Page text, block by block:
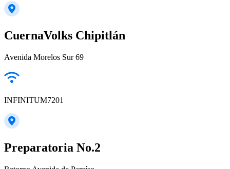
CuernaVolks Chipitlán
Avenida Morelos Sur 69
INFINITUM7201
Preparatoria No.2